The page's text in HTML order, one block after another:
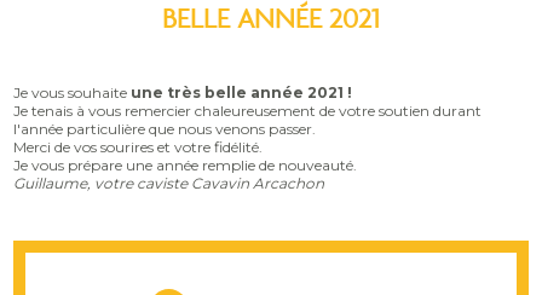
BELLE ANNÉE 2021
Je vous souhaite une très belle année 2021 !
Je tenais à vous remercier chaleureusement de votre soutien durant
l'année particulière que nous venons passer.
Merci de vos sourires et votre fidélité.
Je vous prépare une année remplie de nouveauté.
Guillaume, votre caviste Cavavin Arcachon